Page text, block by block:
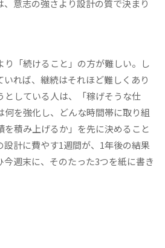
、意志の強さより設計の質で決まり
り「続けること」の方が難しい。し
れば、継続はそれほど難しくあり
としている人は、「稼げそうな仕
何を強化し、どんな時間帯に取り組
を積み上げるか」を先に決めること
設計に費やす1週間が、1年後の結果
週末に、そのたった3つを紙に書き